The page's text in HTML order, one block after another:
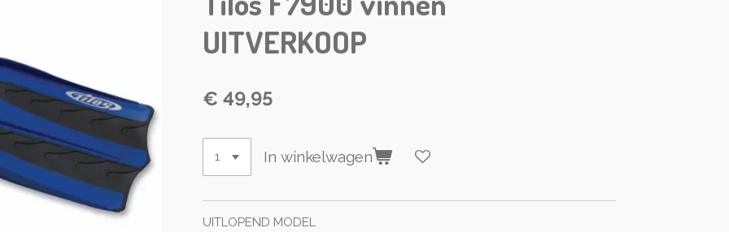
UITVERKOOP
€ 49,95
In winkelwagen
UITLOPEND MODEL